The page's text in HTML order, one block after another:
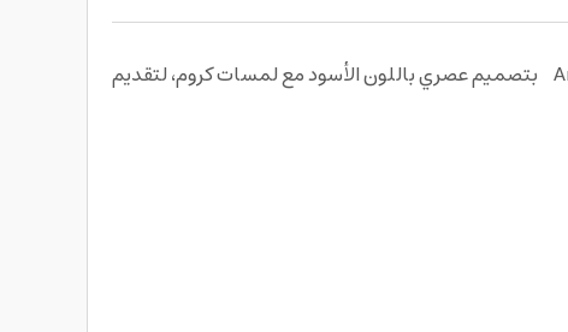
استمتع بتحضير قهوتك اليومية بسهولة مع ماكينة قهوة تركي من أرزوم Arzum Okka Minio Jet Turkish Coffee Machine بتصميم عصري باللون الأسود مع لمسات كروم، لتقديم